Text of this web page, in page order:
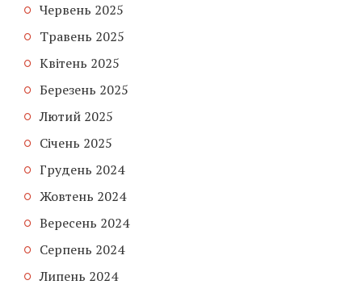
Червень 2025
Травень 2025
Квітень 2025
Березень 2025
Лютий 2025
Січень 2025
Грудень 2024
Жовтень 2024
Вересень 2024
Серпень 2024
Липень 2024